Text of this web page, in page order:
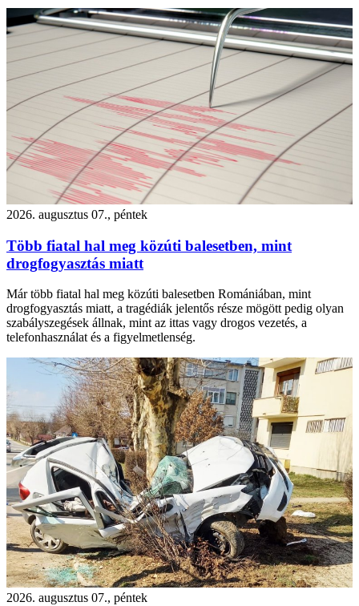
2026. augusztus 07., péntek
Több fiatal hal meg közúti balesetben, mint
drogfogyasztás miatt
Már több fiatal hal meg közúti balesetben Romániában, mint
drogfogyasztás miatt, a tragédiák jelentős része mögött pedig olyan
szabályszegések állnak, mint az ittas vagy drogos vezetés, a
telefonhasználat és a figyelmetlenség.
2026. augusztus 07., péntek